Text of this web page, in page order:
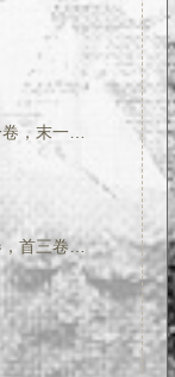
张氏三修族张氏三修族谱: 六十四卷，首一卷，末一卷：[长沙]
益阳九甲湾桃江板溪何氏六修族谱: 十七卷，首三卷：[湖南益阳]